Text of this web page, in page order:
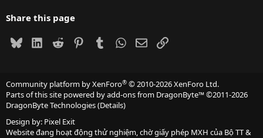
Share this page
BlueskyLinkedIn
Reddit PinterestTumblrWhatsApp
EmailLink
Community platform by XenForo® © 2010-2026 XenForo Ltd.
Parts of this site powered byadd-ons from DragonByte™©2011-2026
DragonByte Technologies(Details)
Design by: Pixel Exit
Website đang hoạt động thử nghiệm, chờ giấy phép MXH của Bộ TT &